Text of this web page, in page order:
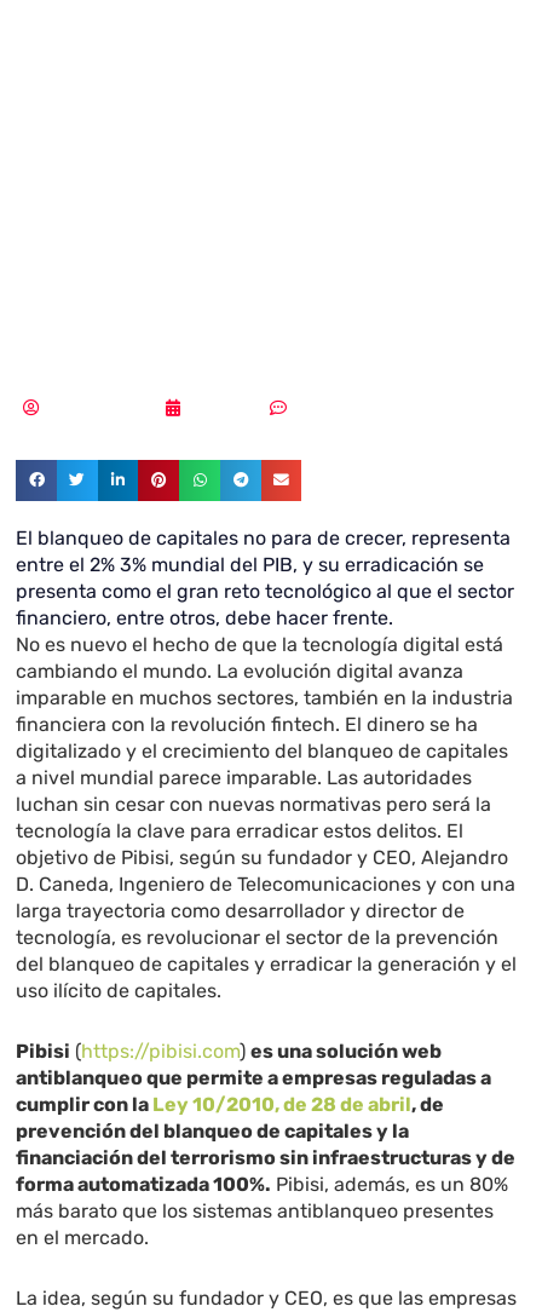
El blanqueo de capitales no para de crecer, representa
entre el 2% 3% mundial del PIB, y su erradicación se
presenta como el gran reto tecnológico al que el sector
financiero, entre otros, debe hacer frente.
No es nuevo el hecho de que la tecnología digital está
cambiando el mundo. La evolución digital avanza
imparable en muchos sectores, también en la industria
financiera con la revolución fintech. El dinero se ha
digitalizado y el crecimiento del blanqueo de capitales
a nivel mundial parece imparable. Las autoridades
luchan sin cesar con nuevas normativas pero será la
tecnología la clave para erradicar estos delitos. El
objetivo de Pibisi, según su fundador y CEO, Alejandro
D. Caneda, Ingeniero de Telecomunicaciones y con una
larga trayectoria como desarrollador y director de
tecnología, es revolucionar el sector de la prevención
del blanqueo de capitales y erradicar la generación y el
uso ilícito de capitales.
Pibisi (https://pibisi.com)es una solución web
antiblanqueoque permite a empresas reguladas a
cumplir con la Ley 10/2010, de 28 de abril, de
prevención del blanqueo de capitales y la
financiación del terrorismo sin infraestructuras y de
forma automatizada 100%. Pibisi, además, es un 80%
más barato que los sistemas antiblanqueo presentes
en el mercado.
La idea, según su fundador y CEO, es que las empresas